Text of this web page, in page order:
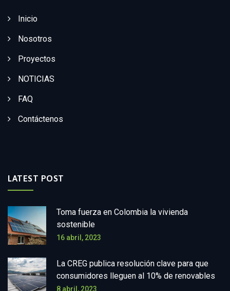
Inicio
Nosotros
Proyectos
NOTICIAS
FAQ
Contáctenos
LATEST POST
Toma fuerza en Colombia la vivienda
sostenible
16 abril, 2023
La CREG publica resolución clave para que
consumidores lleguen al 10% de renovables
8 abril, 2023